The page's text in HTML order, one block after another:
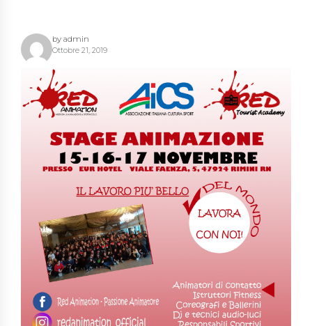
by admin
Ottobre 21, 2019